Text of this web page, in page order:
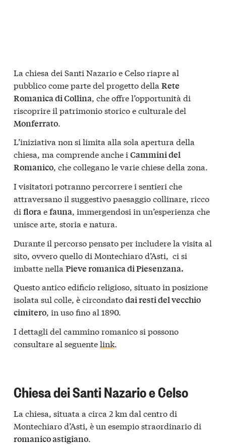
La chiesa dei Santi Nazario e Celso riapre al
pubblico come parte del progetto della Rete
Romanica di Collina, che offre l’opportunità di
riscoprire il patrimonio storico e culturale del
Monferrato.
L’iniziativa non si limita alla sola apertura della
chiesa, ma comprende anche i Cammini del
Romanico, che collegano le varie chiese della zona.
I visitatori potranno percorrere i sentieri che
attraversano il suggestivo paesaggio collinare, ricco
di floraefauna, immergendosi in un’esperienza che
unisce arte, storia e natura.
Durante il percorso pensato per includere la visita al
sito, ovvero quello di Montechiaro d’Asti, ci si
imbatte nella Pieve romanica di Piesenzana.
Questo antico edificio religioso, situato in posizione
isolata sul colle, è circondatodai resti del vecchio
cimitero, in uso fino al 1890.
I dettagli del cammino romanico si possono
consultare al seguentelink.
Chiesa dei Santi Nazario e Celso
La chiesa situata a circa 2 km dal centro di
Montechiaro d’Asti, è un esempio straordinario di
romanico astigiano